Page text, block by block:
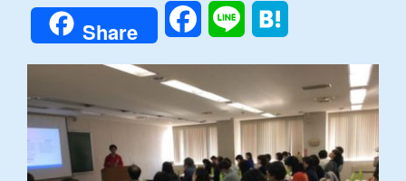
Share FacebookLine